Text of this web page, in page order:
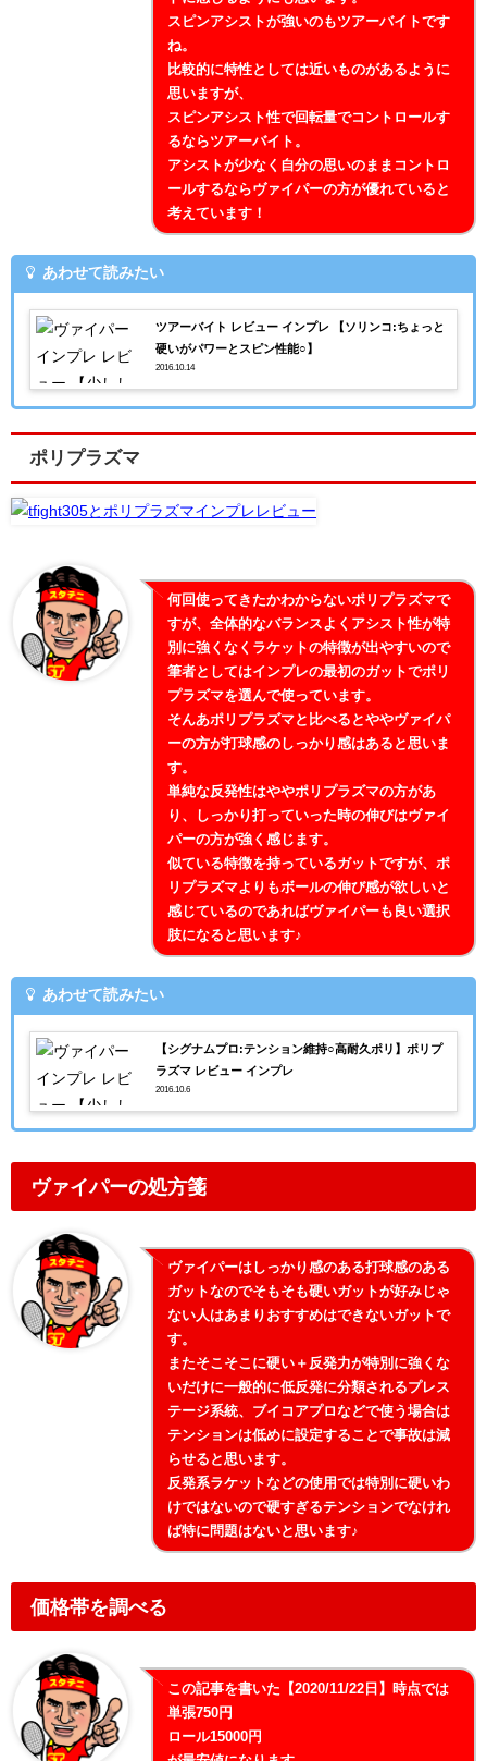
スピンアシストが強いのもツアーバイトです
ね。
比較的に特性としては近いものがあるように
思いますが、
スピンアシスト性で回転量でコントロールす
るならツアーバイト。
アシストが少なく自分の思いのままコントロ
ールするならヴァイパーの方が優れていると
考えています！
あわせて読みたい
ツアーバイト レビュー インプレ 【ソリンコ:ちょっと
硬いがパワーとスピン性能○】
2016.10.14
ポリプラズマ
何回使ってきたかわからないポリプラズマで
すが、全体的なバランスよくアシスト性が特
別に強くなくラケットの特徴が出やすいので
筆者としてはインプレの最初のガットでポリ
プラズマを選んで使っています。
そんあポリプラズマと比べるとややヴァイパ
ーの方が打球感のしっかり感はあると思いま
す。
単純な反発性はややポリプラズマの方があ
り、しっかり打っていった時の伸びはヴァイ
パーの方が強く感じます。
似ている特徴を持っているガットですが、ポ
リプラズマよりもボールの伸び感が欲しいと
感じているのであればヴァイパーも良い選択
肢になると思います♪
あわせて読みたい
【シグナムプロ:テンション維持○高耐久ポリ】ポリプ
ラズマ レビュー インプレ
2016.10.6
ヴァイパーの処方箋
ヴァイパーはしっかり感のある打球感のある
ガットなのでそもそも硬いガットが好みじゃ
ない人はあまりおすすめはできないガットで
す。
またそこそこに硬い＋反発力が特別に強くな
いだけに一般的に低反発に分類されるプレス
テージ系統、ブイコアプロなどで使う場合は
テンションは低めに設定することで事故は減
らせると思います。
反発系ラケットなどの使用では特別に硬いわ
けではないので硬すぎるテンションでなけれ
ば特に問題はないと思います♪
価格帯を調べる
この記事を書いた【2020/11/22日】時点では
単張750円
ロール15000円